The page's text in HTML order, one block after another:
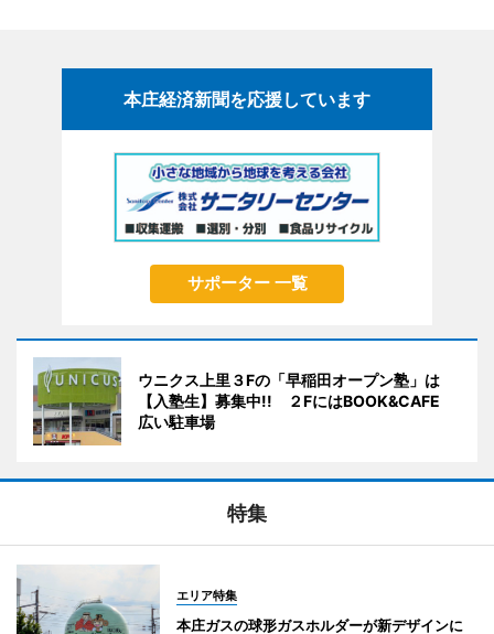
本庄経済新聞を応援しています
サポーター 一覧
ウニクス上里３Fの「早稲田オープン塾」は
【入塾生】募集中!! ２FにはBOOK&CAFE
広い駐車場
特集
エリア特集
本庄ガスの球形ガスホルダーが新デザインに